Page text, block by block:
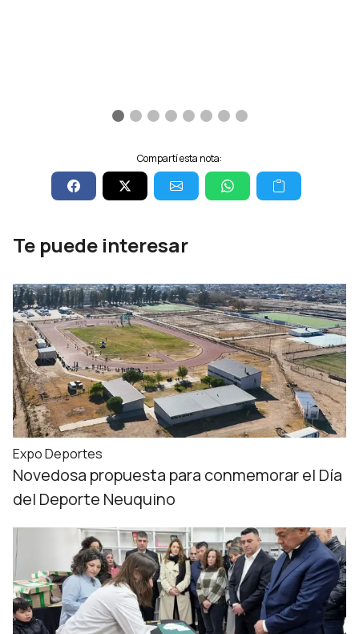
Compartí esta nota:
Te puede interesar
Expo Deportes
Novedosa propuesta para conmemorar el Día
del Deporte Neuquino